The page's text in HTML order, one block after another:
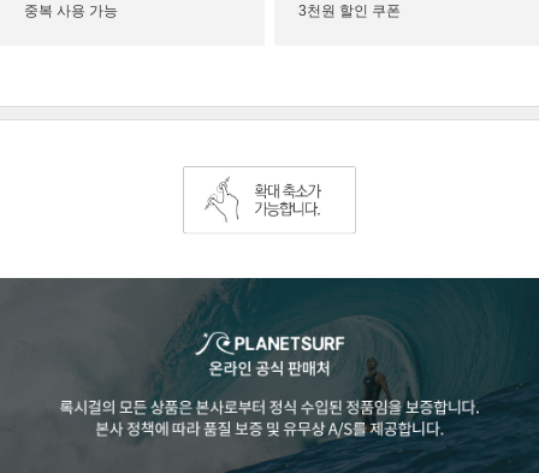
중복 사용 가능
3천원 할인 쿠폰